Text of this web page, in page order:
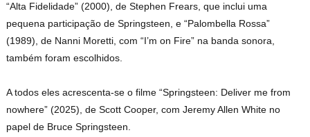
“Alta Fidelidade” (2000), de Stephen Frears, que inclui uma
pequena participação de Springsteen, e “Palombella Rossa”
(1989), de Nanni Moretti, com “I’m on Fire” na banda sonora,
também foram escolhidos.
A todos eles acrescenta-se o filme “Springsteen: Deliver me from
nowhere” (2025), de Scott Cooper, com Jeremy Allen White no
papel de Bruce Springsteen.